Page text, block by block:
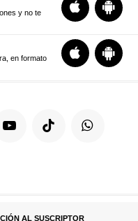
y no te
en formato
AL SUSCRIPTOR